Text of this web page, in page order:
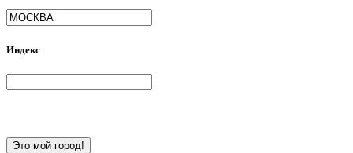
Индекс
Это мой город!